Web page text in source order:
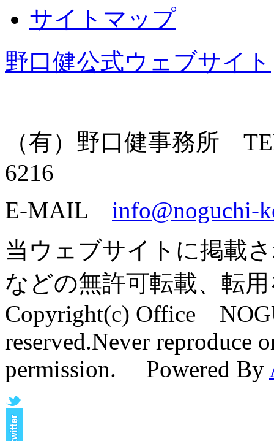
サイトマップ
野口健公式ウェブサイト
（有）野口健事務所
6216
E-MAIL info@noguchi-
当ウェブサイトに掲載
などの無許可転載、転
Copyright(c) Office
reserved.Never reproduce
permission. Powered By